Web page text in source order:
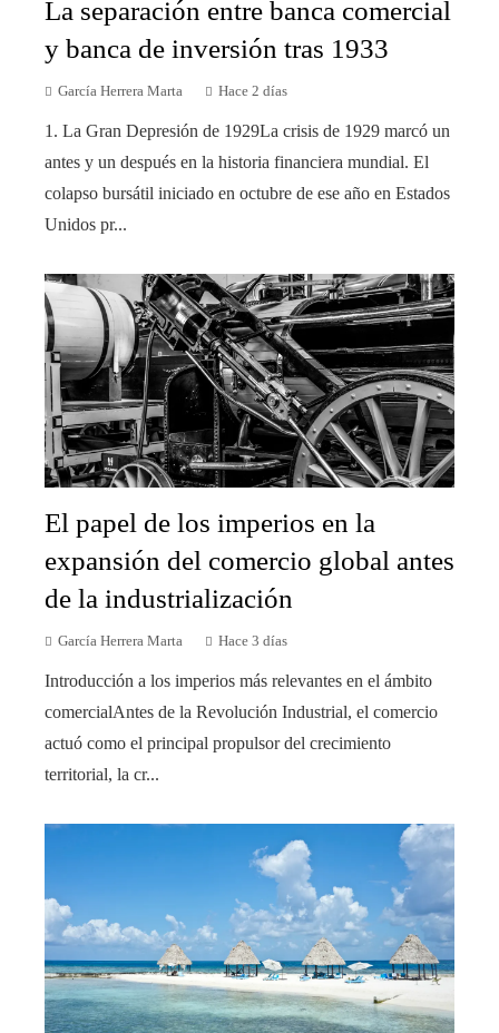
La separación entre banca comercial
y banca de inversión tras 1933
García Herrera Marta Hace 2 días
1. La Gran Depresión de 1929La crisis de 1929 marcó un
antes y un después en la historia financiera mundial. El
colapso bursátil iniciado en octubre de ese año en Estados
Unidos pr...
El papel de los imperios en la
expansión del comercio global antes
de la industrialización
García Herrera Marta Hace 3 días
Introducción a los imperios más relevantes en el ámbito
comercialAntes de la Revolución Industrial, el comercio
actuó como el principal propulsor del crecimiento
territorial, la cr...